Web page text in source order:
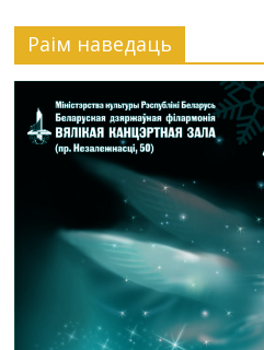
Раiм наведаць